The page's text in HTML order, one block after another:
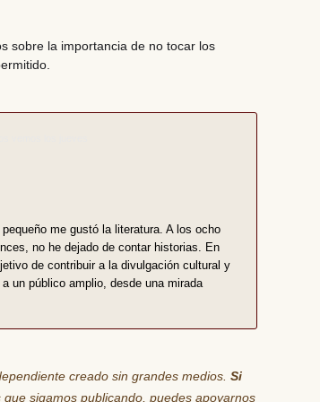
sobre la importancia de no tocar los
me gustó la literatura. A los ocho
no he dejado de contar historias. En
de contribuir a la divulgación cultural y
un público amplio, desde una mirada
creado sin grandes medios. Si
sigamos publicando, puedes apoyarnos